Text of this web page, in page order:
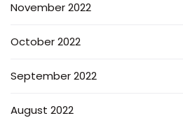
November 2022
October 2022
September 2022
August 2022